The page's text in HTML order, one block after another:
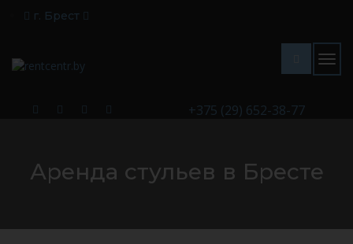
г. Брест
+375 (29) 652-38-77
Аренда стульев в Бресте